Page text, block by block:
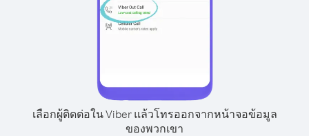
เลือกผู้ติดต่อใน Viber แล้วโทรออกจากหน้าจอข้อมูล
ของพวกเขา